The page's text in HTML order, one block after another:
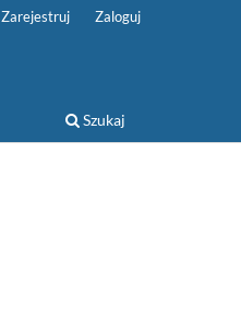
Szukaj
Zarejestruj Zaloguj